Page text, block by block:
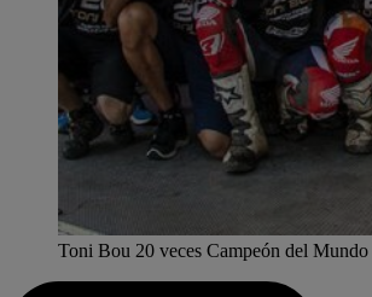
Toni Bou 20 veces Campeón del Mundo